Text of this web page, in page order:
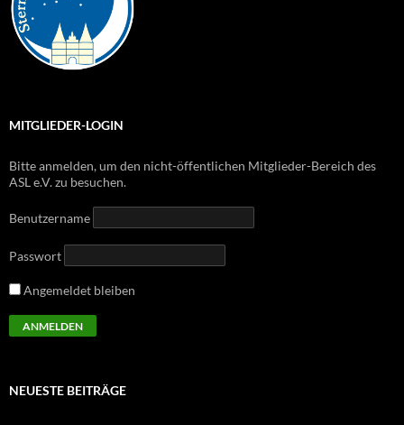
MITGLIEDER-LOGIN
Bitte anmelden, um den nicht-öffentlichen Mitglieder-Bereich des
ASL e.V. zu besuchen.
Benutzername
Passwort
Angemeldet bleiben
NEUESTE BEITRÄGE